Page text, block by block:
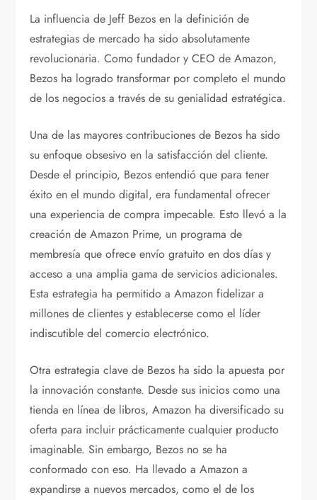
La influencia de Jeff Bezos en la definición de
estrategias de mercado ha sido absolutamente
revolucionaria. Como fundador y CEO de Amazon,
Bezos ha logrado transformar por completo el mundo
de los negocios a través de su genialidad estratégica.
Una de las mayores contribuciones de Bezos ha sido
su enfoque obsesivo en la satisfacción del cliente.
Desde el principio, Bezos entendió que para tener
éxito en el mundo digital, era fundamental ofrecer
una experiencia de compra impecable. Esto llevó a la
creación de Amazon Prime, un programa de
membresía que ofrece envío gratuito en dos días y
acceso a una amplia gama de servicios adicionales.
Esta estrategia ha permitido a Amazon fidelizar a
millones de clientes y establecerse como el líder
indiscutible del comercio electrónico.
Otra estrategia clave de Bezos ha sido la apuesta por
la innovación constante. Desde sus inicios como una
tienda en línea de libros, Amazon ha diversificado su
oferta para incluir prácticamente cualquier producto
imaginable. Sin embargo, Bezos no se ha
conformado con eso. Ha llevado a Amazon a
expandirse a nuevos mercados, como el de los